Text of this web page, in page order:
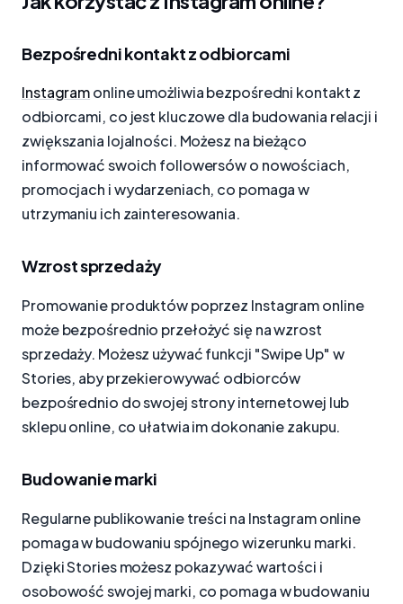
Bezpośredni kontakt z odbiorcami
Instagramonline umożliwia bezpośredni kontakt z
odbiorcami, co jest kluczowe dla budowania relacji i
zwiększania lojalności. Możesz na bieżąco
informować swoich followersów o nowościach,
promocjach i wydarzeniach, co pomaga w
utrzymaniu ich zainteresowania.
Wzrost sprzedaży
Promowanie produktów poprzez Instagram online
może bezpośrednio przełożyć się na wzrost
sprzedaży. Możesz używać funkcji "Swipe Up" w
Stories, aby przekierowywać odbiorców
bezpośrednio do swojej strony internetowej lub
sklepu online, co ułatwia im dokonanie zakupu.
Budowanie marki
Regularne publikowanie treści na Instagram online
pomaga w budowaniu spójnego wizerunku marki.
Dzięki Stories możesz pokazywać wartości i
osobowość swojej marki, co pomaga w budowaniu